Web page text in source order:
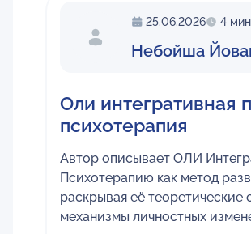
25.06.2026 4
Небойша
Оли интегративная
психотерапия
Автор описывает ОЛИ
Психотерапию как метод
раскрывая её теоретические
механизмы личностных